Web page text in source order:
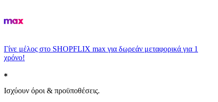
Γίνε μέλος στο SHOPFLIX max για δωρεάν μεταφορικά για 1
χρόνο!
Ισχύουν όροι & προϋποθέσεις.